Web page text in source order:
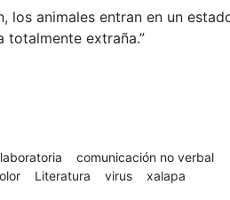
los animales entran en un
extraña.”
comunicación no verbal
Literatura virus xalapa